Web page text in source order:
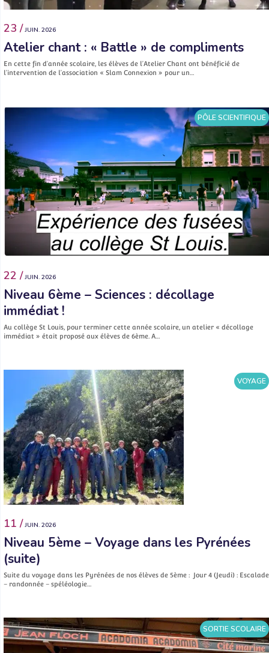
23 / JUIN. 2026
Atelier chant : « Battle » de compliments
En cette fin d’année scolaire, les élèves de l’Atelier Chant ont bénéficié de
l’intervention de l’association « Slam Connexion » pour un…
PÔLE SCIENTIFIQUE
22 / JUIN. 2026
Niveau 6ème – Sciences : décollage
immédiat !
Au collège St Louis, pour terminer cette année scolaire, un atelier « décollage
immédiat » était proposé aux élèves de 6ème. A…
VOYAGE
11 / JUIN. 2026
Niveau 5ème – Voyage dans les Pyrénées
(suite)
Suite du voyage dans les Pyrénées de nos élèves de 5ème : Jour 4 (Jeudi) : Escalade
– randonnée – spéléologie…
SORTIE SCOLAIRE